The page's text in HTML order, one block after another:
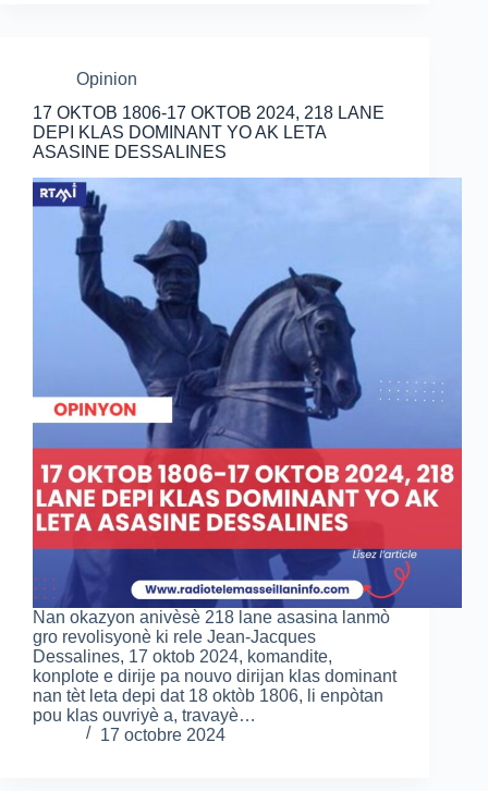
Opinion
17 OKTOB 1806-17 OKTOB 2024, 218 LANE
DEPI KLAS DOMINANT YO AK LETA
ASASINE DESSALINES
Nan okazyon anivèsè 218 lane asasina lanmò
gro revolisyonè ki rele Jean-Jacques
Dessalines, 17 oktob 2024, komandite,
konplote e dirije pa nouvo dirijan klas dominant
nan tèt leta depi dat 18 oktòb 1806, li enpòtan
pou klas ouvriyè a, travayè…
17 octobre 2024